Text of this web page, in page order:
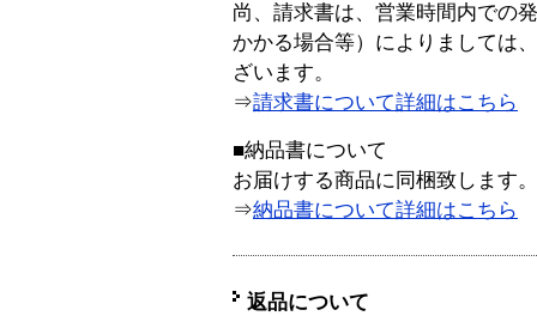
尚、請求書は、営業時間内での
かかる場合等）によりましては
ざいます。
⇒請求書について詳細はこちら
■納品書について
お届けする商品に同梱致します。
⇒納品書について詳細はこちら
返品について